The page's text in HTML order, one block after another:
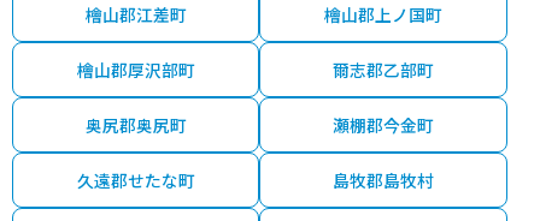
檜山郡江差町 檜山郡上ノ国町
檜山郡厚沢部町 爾志郡乙部町
奥尻郡奥尻町 瀬棚郡今金町
久遠郡せたな町 島牧郡島牧村